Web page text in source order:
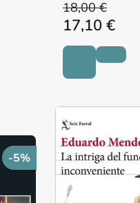
18,00 €
17,10 €
-5%